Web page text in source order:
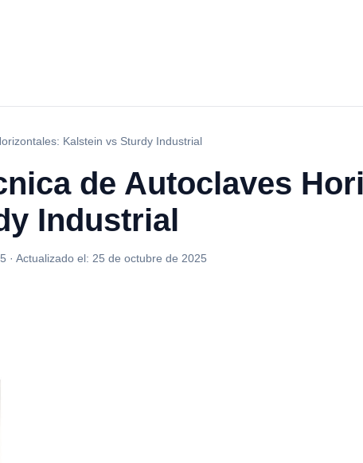
Kalstein vs Sturdy Industrial
de Autoclaves
Industrial
· Actualizado el: 25 de octubre de 2025